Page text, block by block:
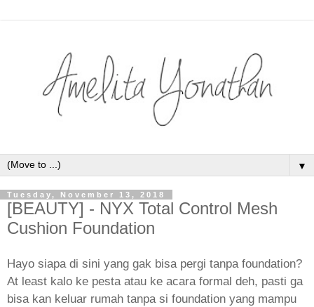
▼
Tuesday, November 13, 2018
[BEAUTY] - NYX Total Control Mesh
Cushion Foundation
Hayo siapa di sini yang gak bisa pergi tanpa foundation?
At least kalo ke pesta atau ke acara formal deh, pasti ga
bisa kan keluar rumah tanpa si foundation yang mampu